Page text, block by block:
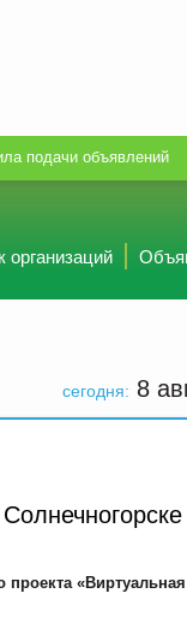
подачи объявлений
организаций
сегодня: 8